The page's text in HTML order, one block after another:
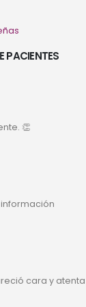
PACIENTES
👏
cara y atenta